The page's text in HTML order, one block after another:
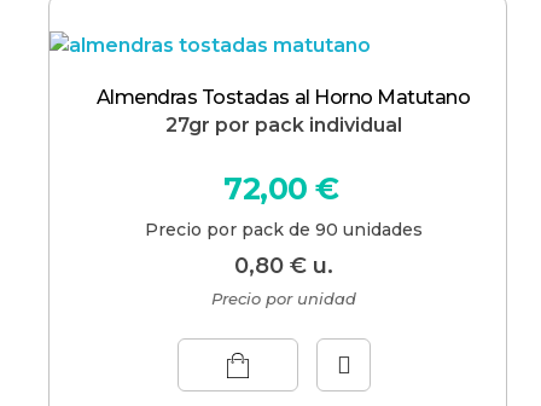
Almendras Tostadas al Horno Matutano
27gr por pack individual
0,80 €u.
72,00€
Precio por pack de 90 unidades
Precio por unidad